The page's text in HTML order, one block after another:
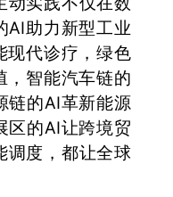
AI助力新型工业
现代诊疗，绿色
，智能汽车链的
链的AI革新能源
区的AI让跨境贸
调度，都让全球